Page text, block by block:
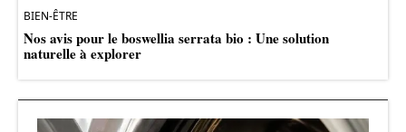
BIEN-ÊTRE
Nos avis pour le boswellia serrata bio : Une solution
naturelle à explorer